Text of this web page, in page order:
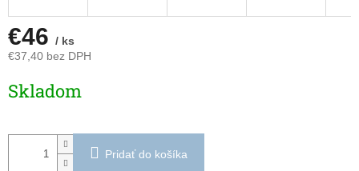
€46 / ks
€37,40 bez DPH
cena:
Skladom
Pridať do košíka